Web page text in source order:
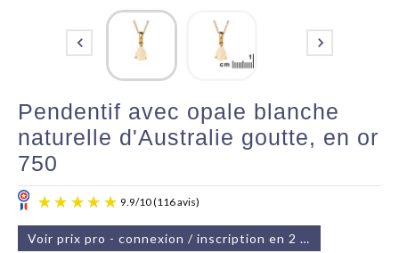
 
Pendentif avec opale blanche
naturelle d'Australie goutte, en or
750
Voir prix pro - connexion / inscription en 2 min